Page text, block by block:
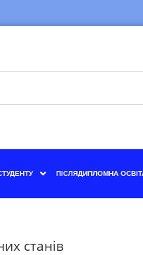
ПІСЛЯДИПЛОМНА
станів